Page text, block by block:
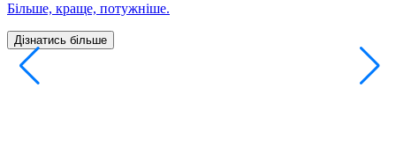
Більше, краще, потужніше.
Дізнатись більше